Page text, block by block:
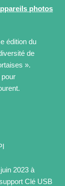
photos
édition du
de
».
pour
2023 à
Clé USB